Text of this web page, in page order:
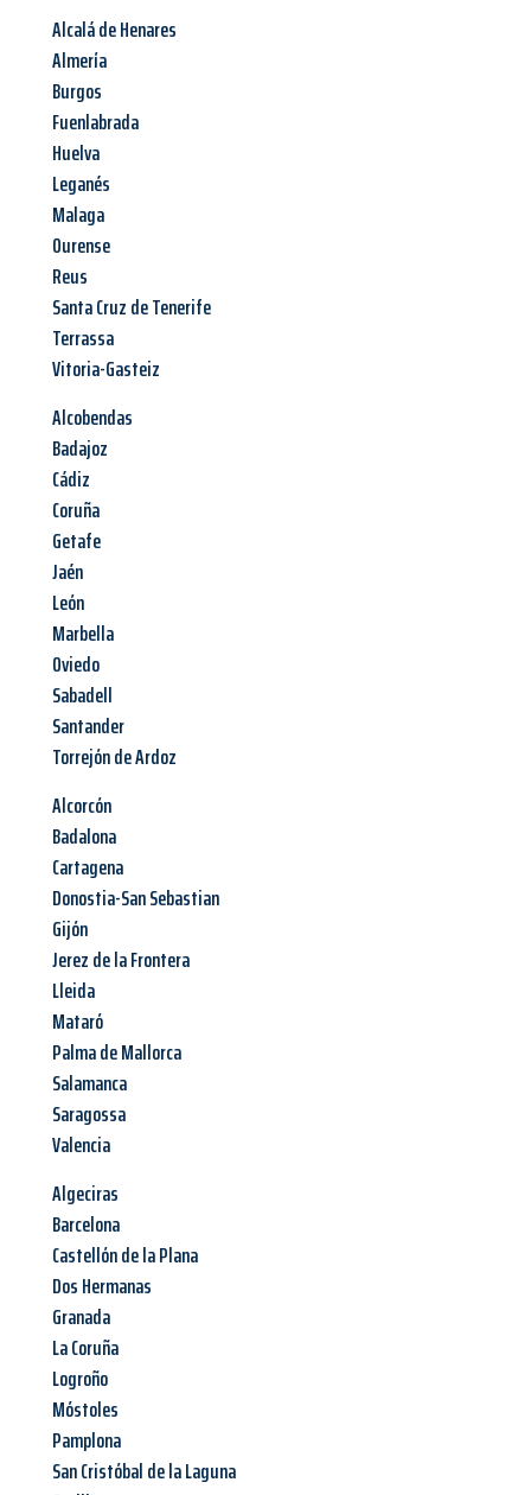
Alcalá de Henares
Almería
Burgos
Fuenlabrada
Huelva
Leganés
Malaga
Ourense
Reus
Santa Cruz de Tenerife
Terrassa
Vitoria-Gasteiz
Alcobendas
Badajoz
Cádiz
Coruña
Getafe
Jaén
León
Marbella
Oviedo
Sabadell
Santander
Torrejón de Ardoz
Alcorcón
Badalona
Cartagena
Donostia-San Sebastian
Gijón
Jerez de la Frontera
Lleida
Mataró
Palma de Mallorca
Salamanca
Saragossa
Valencia
Algeciras
Barcelona
Castellón de la Plana
Dos Hermanas
Granada
La Coruña
Logroño
Móstoles
Pamplona
San Cristóbal de la Laguna